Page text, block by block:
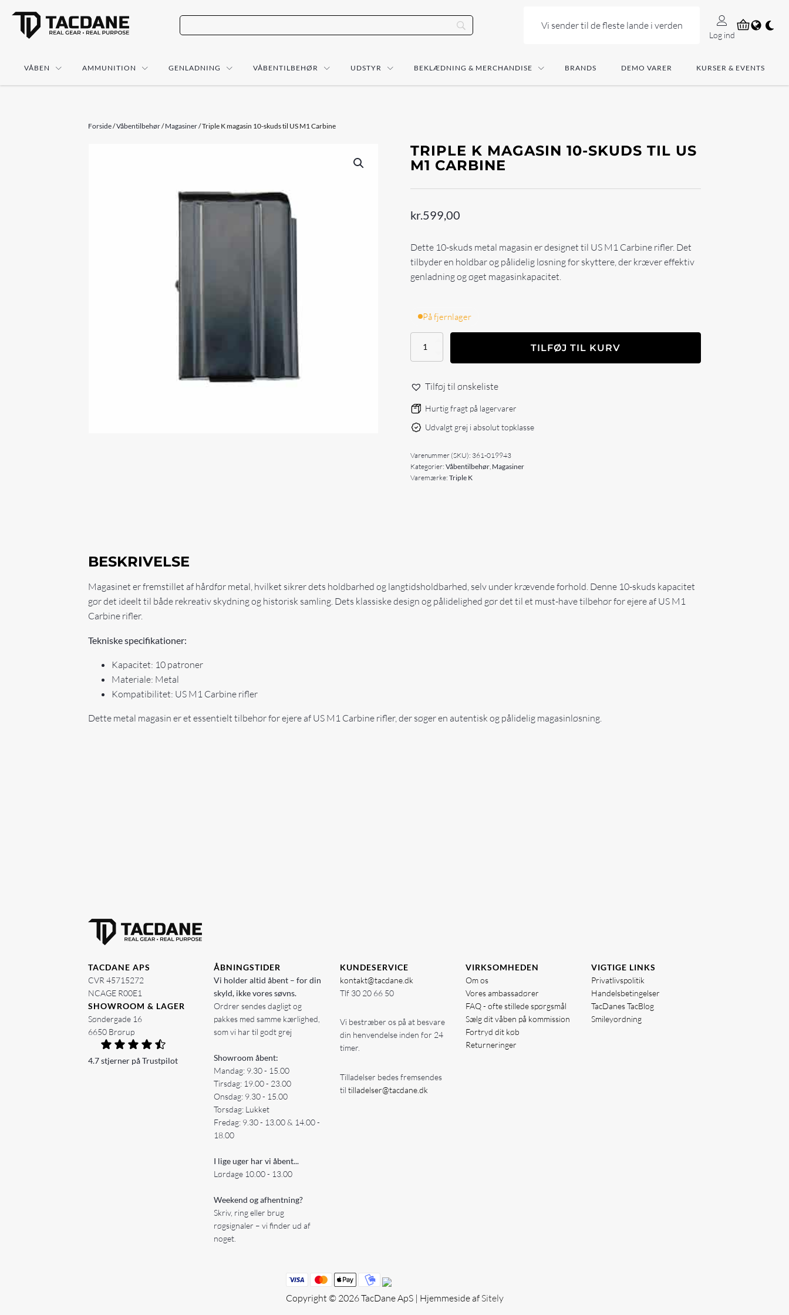
Vi sender til de fleste lande i verden
Log ind
VÅBEN AMMUNITION GENLADNING VÅBENTILBEHØR UDSTYR BEKLÆDNING & MERCHANDISE BRANDS DEMO VARER KURSER & EVENTS
Forside/Våbentilbehør/Magasiner/ Triple K magasin 10-skuds til US M1 Carbine
TRIPLE K MAGASIN 10-SKUDS TIL US
M1 CARBINE
kr. 599,00
Dette 10-skuds metal magasin er designet til US M1 Carbine rifler. Det
tilbyder en holdbar og pålidelig løsning for skyttere, der kræver effektiv
genladning og øget magasinkapacitet.
På fjernlager
Triple
magasin
skuds
US
Carbine
TILFØJ TIL KURV
Tilføj til ønskeliste
Hurtig fragt på lagervarer
Udvalgt grej i absolut topklasse
Varenummer (SKU): 361-019943
Kategorier:Våbentilbehør, Magasiner
Varemærke:Triple K
BESKRIVELSE
Magasinet er fremstillet af hårdfør metal, hvilket sikrer dets holdbarhed og langtidsholdbarhed, selv under krævende forhold. Denne 10-skuds kapacitet
gør det ideelt til både rekreativ skydning og historisk samling. Dets klassiske design og pålidelighed gør det til et must-have tilbehør for ejere af US M1
Carbine rifler.
Tekniske specifikationer:
Kapacitet: 10 patroner
Materiale: Metal
Kompatibilitet: US M1 Carbine rifler
Dette metal magasin er et essentielt tilbehør for ejere af US M1 Carbine rifler, der søger en autentisk og pålidelig magasinløsning.
TACDANE APS
CVR 45715272
NCAGE R00E1
SHOWROOM & LAGER
Søndergade 16
6650 Brørup
4.7 stjerner på Trustpilot
ÅBNINGSTIDER
Vi holder altid åbent – for din
skyld, ikke vores søvns.
Ordrer sendes dagligt og
pakkes med samme kærlighed,
som vi har til godt grej
Showroom åbent:
Mandag: 9.30 - 15.00
Tirsdag: 19.00 - 23.00
Onsdag: 9.30 - 15.00
Torsdag: Lukket
Fredag: 9.30 - 13.00 & 14.00 -
18.00
I lige uger har vi åbent...
Lørdage 10.00 - 13.00
Weekend og afhentning?
Skriv, ring eller brug
røgsignaler – vi finder ud af
noget.
KUNDESERVICE
kontakt@tacdane.dk
Tlf 30 20 66 50
Vi bestræber os på at besvare
din henvendelse inden for 24
timer.
Tilladelser bedes fremsendes
til tilladelser@tacdane.dk
VIRKSOMHEDEN
Om os
Vores ambassadører
FAQ - ofte stillede spørgsmål
Sælg dit våben på kommission
Fortryd dit køb
Returneringer
VIGTIGE LINKS
Privatlivspolitik
Handelsbetingelser
TacDanes TacBlog
Smileyordning
Copyright © 2026 TacDane ApS | Hjemmeside af Sitely